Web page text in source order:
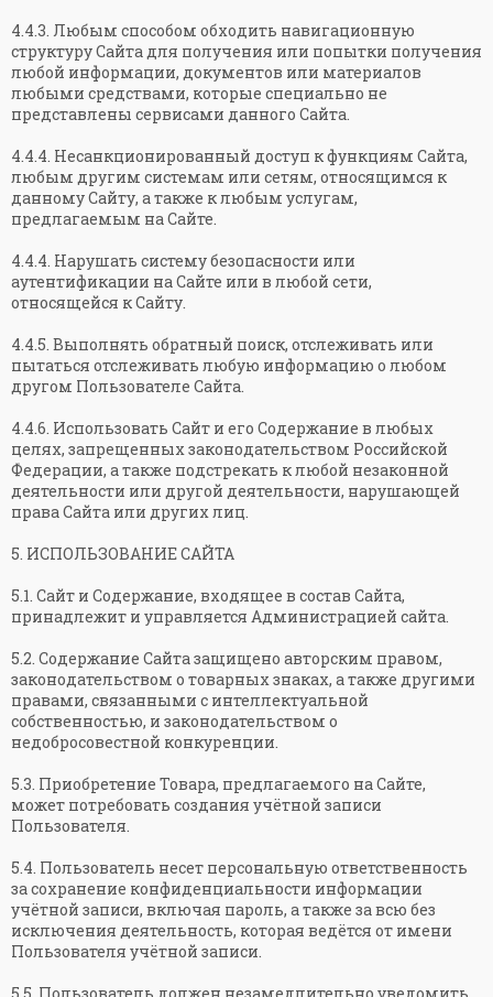
4.4.3. Любым способом обходить навигационную
структуру Сайта для получения или попытки получения
любой информации, документов или материалов
любыми средствами, которые специально не
представлены сервисами данного Сайта.
4.4.4. Несанкционированный доступ к функциям Сайта,
любым другим системам или сетям, относящимся к
данному Сайту, а также к любым услугам,
предлагаемым на Сайте.
4.4.4. Нарушать систему безопасности или
аутентификации на Сайте или в любой сети,
относящейся к Сайту.
4.4.5. Выполнять обратный поиск, отслеживать или
пытаться отслеживать любую информацию о любом
другом Пользователе Сайта.
4.4.6. Использовать Сайт и его Содержание в любых
целях, запрещенных законодательством Российской
Федерации, а также подстрекать к любой незаконной
деятельности или другой деятельности, нарушающей
права Сайта или других лиц.
5. ИСПОЛЬЗОВАНИЕ САЙТА
5.1. Сайт и Содержание, входящее в состав Сайта,
принадлежит и управляется Администрацией сайта.
5.2. Содержание Сайта защищено авторским правом,
законодательством о товарных знаках, а также другими
правами, связанными с интеллектуальной
собственностью, и законодательством о
недобросовестной конкуренции.
5.3. Приобретение Товара, предлагаемого на Сайте,
может потребовать создания учётной записи
Пользователя.
5.4. Пользователь несет персональную ответственность
за сохранение конфиденциальности информации
учётной записи, включая пароль, а также за всю без
исключения деятельность, которая ведётся от имени
Пользователя учётной записи.